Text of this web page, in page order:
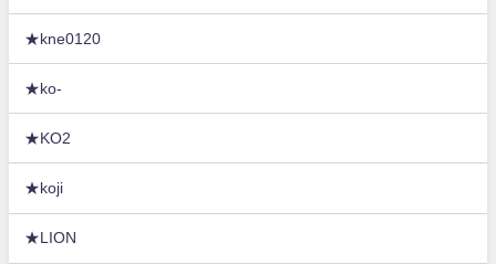
★kne0120
★ko-
★KO2
★koji
★LION